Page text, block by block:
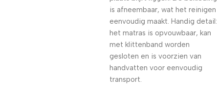
is afneembaar, wat het reinigen
eenvoudig maakt. Handig detail:
het matras is opvouwbaar, kan
met klittenband worden
gesloten en is voorzien van
handvatten voor eenvoudig
transport.